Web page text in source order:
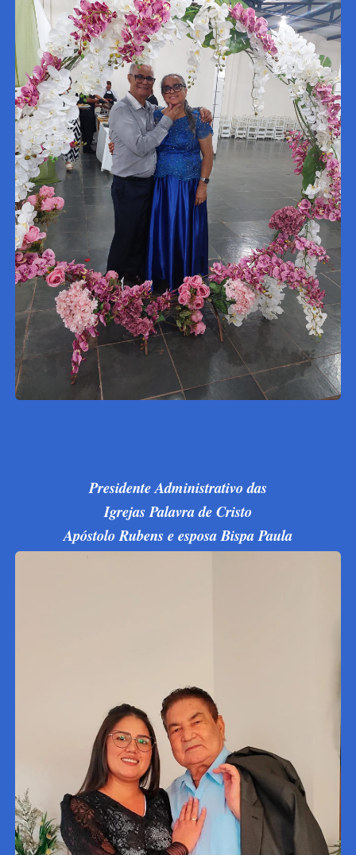
Presidente Administrativo das
Igrejas Palavra de Cristo
Apóstolo Rubens e esposa Bispa Paula